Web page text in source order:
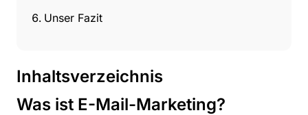
Inhaltsverzeichnis
Was ist E-Mail-Marketing?
Unser Fazit